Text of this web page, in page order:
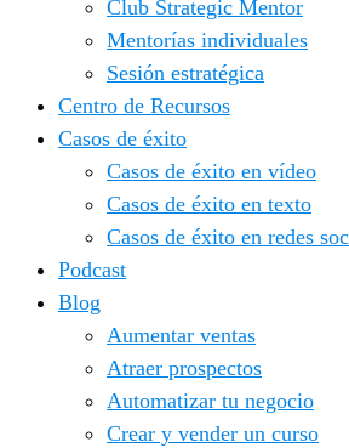
Club Strategic Mentor
Mentorías individuales
Sesión estratégica
Centro de Recursos
Casos de éxito
Casos de éxito en vídeo
Casos de éxito en texto
Casos de éxito en redes
Podcast
Blog
Aumentar ventas
Atraer prospectos
Automatizar tu negocio
Crear y vender un curso